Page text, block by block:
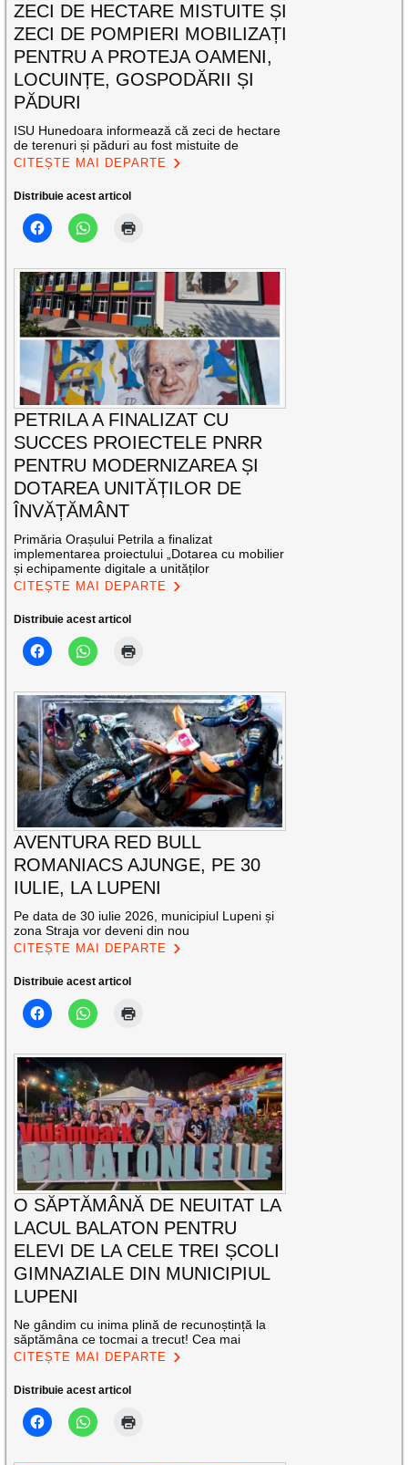
ZECI DE HECTARE MISTUITE ȘI
ZECI DE POMPIERI MOBILIZAȚI
PENTRU A PROTEJA OAMENI,
LOCUINȚE, GOSPODĂRII ȘI
PĂDURI
ISU Hunedoara informează că zeci de hectare
de terenuri și păduri au fost mistuite de
CITEȘTE MAI DEPARTE
Distribuie acest articol
PETRILA A FINALIZAT CU
SUCCES PROIECTELE PNRR
PENTRU MODERNIZAREA ȘI
DOTAREA UNITĂȚILOR DE
ÎNVĂȚĂMÂNT
Primăria Orașului Petrila a finalizat
implementarea proiectului „Dotarea cu mobilier
și echipamente digitale a unităților
CITEȘTE MAI DEPARTE
Distribuie acest articol
AVENTURA RED BULL
ROMANIACS AJUNGE, PE 30
IULIE, LA LUPENI
Pe data de 30 iulie 2026, municipiul Lupeni și
zona Straja vor deveni din nou
CITEȘTE MAI DEPARTE
Distribuie acest articol
O SĂPTĂMÂNĂ DE NEUITAT LA
LACUL BALATON PENTRU
ELEVI DE LA CELE TREI ȘCOLI
GIMNAZIALE DIN MUNICIPIUL
LUPENI
Ne gândim cu inima plină de recunoștință la
săptămâna ce tocmai a trecut! Cea mai
CITEȘTE MAI DEPARTE
Distribuie acest articol